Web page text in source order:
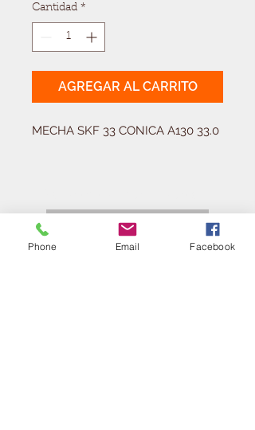
Cantidad *
AGREGAR AL CARRITO
MECHA SKF 33 CONICA A130 33.0
¿Necesitas equipar tu
ferretería?
Phone Email Facebook